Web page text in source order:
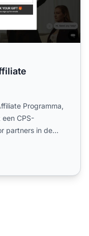
Programma,
CPS-
partners in de